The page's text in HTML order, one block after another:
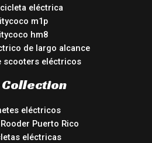
eléctrica
m1p
hm8
de largo alcance
scooters eléctricos
Collection
eléctricos
Puerto Rico
eléctricas